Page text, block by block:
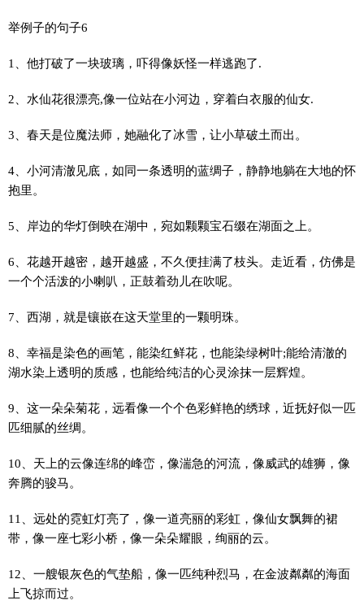
举例子的句子6
1、他打破了一块玻璃，吓得像妖怪一样逃跑了.
2、水仙花很漂亮,像一位站在小河边，穿着白衣服的仙女.
3、春天是位魔法师，她融化了冰雪，让小草破土而出。
4、小河清澈见底，如同一条透明的蓝绸子，静静地躺在大地的怀
抱里。
5、岸边的华灯倒映在湖中，宛如颗颗宝石缀在湖面之上。
6、花越开越密，越开越盛，不久便挂满了枝头。走近看，仿佛是
一个个活泼的小喇叭，正鼓着劲儿在吹呢。
7、西湖，就是镶嵌在这天堂里的一颗明珠。
8、幸福是染色的画笔，能染红鲜花，也能染绿树叶;能给清澈的
湖水染上透明的质感，也能给纯洁的心灵涂抹一层辉煌。
9、这一朵朵菊花，远看像一个个色彩鲜艳的绣球，近抚好似一匹
匹细腻的丝绸。
10、天上的云像连绵的峰峦，像湍急的河流，像威武的雄狮，像
奔腾的骏马。
11、远处的霓虹灯亮了，像一道亮丽的彩虹，像仙女飘舞的裙
带，像一座七彩小桥，像一朵朵耀眼，绚丽的云。
12、一艘银灰色的气垫船，像一匹纯种烈马，在金波粼粼的海面
上飞掠而过。